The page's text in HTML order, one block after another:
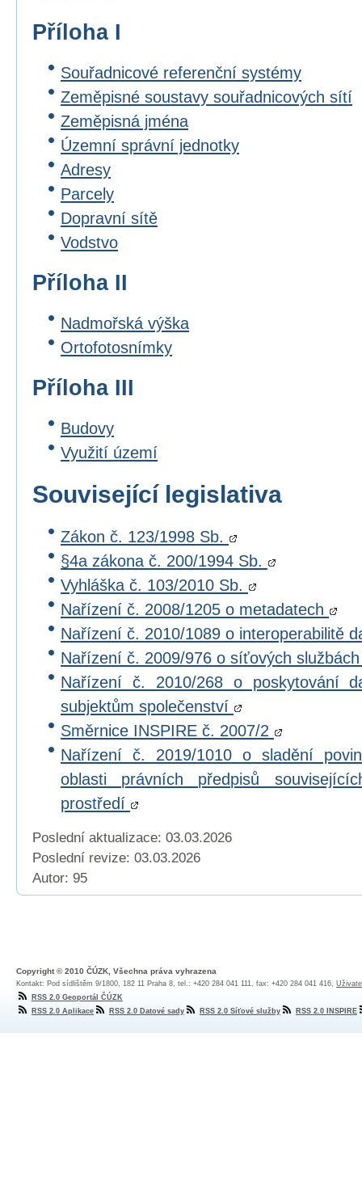
Příloha I
Souřadnicové referenční systémy
Zeměpisné soustavy souřadnicových sítí
Zeměpisná jména
Územní správní jednotky
Adresy
Parcely
Dopravní sítě
Vodstvo
Příloha II
Nadmořská výška
Ortofotosnímky
Příloha III
Budovy
Využití území
Související legislativa
Zákon č. 123/1998 Sb.
§4a zákona č. 200/1994 Sb.
Vyhláška č. 103/2010 Sb.
Nařízení č. 2008/1205 o metadatech
Nařízení č. 2010/1089 o interoperabilitě
Nařízení č. 2009/976 o síťových
Nařízení č. 2010/268 o poskytování
subjektům společenství
Směrnice INSPIRE č. 2007/2
Nařízení č. 2019/1010 o sladění
oblasti právních předpisů
prostředí
Poslední aktualizace: 03.03.2026
Poslední revize: 03.03.2026
Autor: 95
Copyright © 2010 ČÚZK, Všechna práva vyhrazena
Kontakt: Pod sídlištěm 9/1800, 182 11 Praha 8, tel.: +420 284 041 111, fax: +420 284 041 416,
RSS 2.0 Geoportál ČÚZK
RSS 2.0 Aplikace
RSS 2.0 Datové sady RSS 2.0 Síťové služby RSS 2.0 INSPIRE